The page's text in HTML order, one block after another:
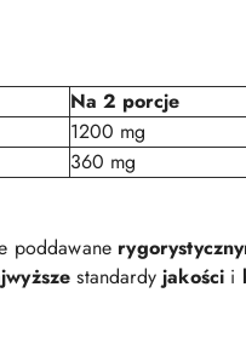
Na 2 porcje
1200 mg
360 mg
poddawane
standardyjakości i